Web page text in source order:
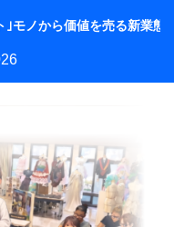
モノから価値を売る新業態